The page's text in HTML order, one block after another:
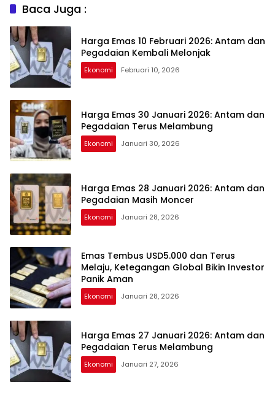
Baca Juga :
Harga Emas 10 Februari 2026: Antam dan
Pegadaian Kembali Melonjak
Ekonomi Februari 10, 2026
Harga Emas 30 Januari 2026: Antam dan
Pegadaian Terus Melambung
Ekonomi Januari 30, 2026
Harga Emas 28 Januari 2026: Antam dan
Pegadaian Masih Moncer
Ekonomi Januari 28, 2026
Emas Tembus USD5.000 dan Terus
Melaju, Ketegangan Global Bikin Investor
Panik Aman
Ekonomi Januari 28, 2026
Harga Emas 27 Januari 2026: Antam dan
Pegadaian Terus Melambung
Ekonomi Januari 27, 2026